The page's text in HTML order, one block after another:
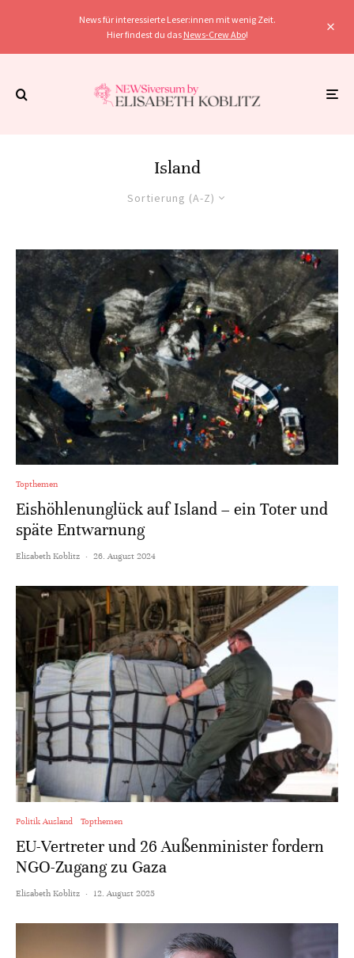
News für interessierte Leser:innen mit wenig Zeit.
Hier findest du das News-Crew Abo!
Island
Sortierung (A-Z)
Topthemen
Eishöhlenunglück auf Island – ein Toter und
späte Entwarnung
Elisabeth Koblitz · 26. August 2024
Politik Ausland Topthemen
EU-Vertreter und 26 Außenminister fordern
NGO-Zugang zu Gaza
Elisabeth Koblitz · 12. August 2025